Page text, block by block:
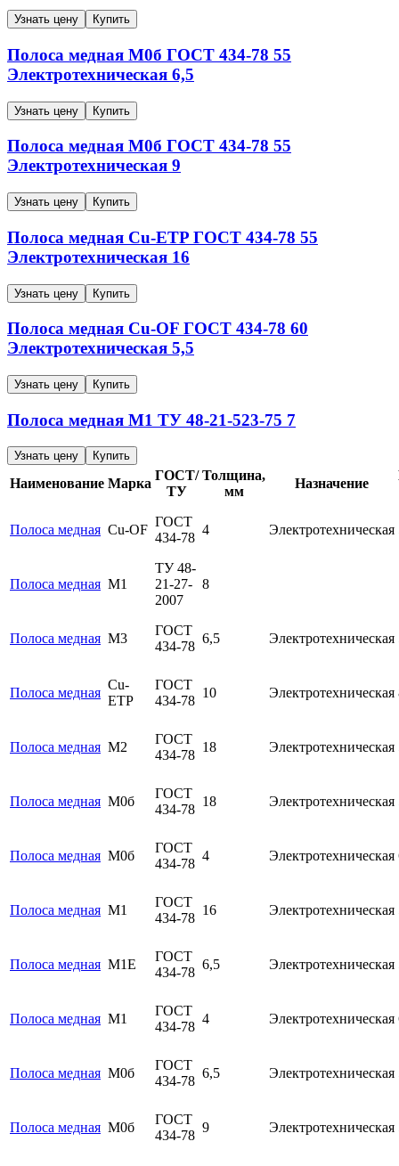
Узнать цену Купить
Полоса медная М0б ГОСТ 434-78 55
Электротехническая 6,5
Узнать цену Купить
Полоса медная М0б ГОСТ 434-78 55
Электротехническая 9
Узнать цену Купить
Полоса медная Cu-ETP ГОСТ 434-78 55
Электротехническая 16
Узнать цену Купить
Полоса медная Cu-OF ГОСТ 434-78 60
Электротехническая 5,5
Узнать цену Купить
Полоса медная М1 ТУ 48-21-523-75 7
Узнать цену Купить
Наименование Марка
ГОСТ/
ТУ
Толщина,
мм
Назначение
Полоса медная Cu-OF
ГОСТ
434-78
4 Электротехническая
Полоса медная М1
ТУ 48-
21-27-
2007
8
Полоса медная М3
ГОСТ
434-78
6,5 Электротехническая
Полоса медная
Cu-
ETP
ГОСТ
434-78
10 Электротехническая
Полоса медная М2
ГОСТ
434-78
18 Электротехническая
Полоса медная М0б
ГОСТ
434-78
18 Электротехническая
Полоса медная М0б
ГОСТ
434-78
4 Электротехническая
Полоса медная М1
ГОСТ
434-78
16 Электротехническая
Полоса медная М1Е
ГОСТ
434-78
6,5 Электротехническая
Полоса медная М1
ГОСТ
434-78
4 Электротехническая
Полоса медная М0б
ГОСТ
434-78
6,5 Электротехническая
Полоса медная М0б
ГОСТ
434-78
9 Электротехническая